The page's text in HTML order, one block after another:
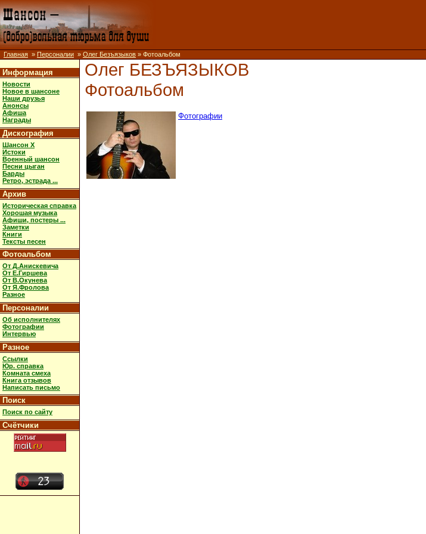
Главная » Персоналии » Олег Безъязыков » Фотоальбом
Информация
Новости
Новое в шансоне
Наши друзья
Анонсы
Афиша
Награды
Дискография
Шансон X
Истоки
Военный шансон
Песни цыган
Барды
Ретро, эстрада ...
Архив
Историческая справка
Хорошая музыка
Афиши, постеры ...
Заметки
Книги
Тексты песен
Фотоальбом
От Д.Анискевича
От Е.Гиршева
От В.Окунева
От Я.Фролова
Разное
Персоналии
Об исполнителях
Фотографии
Интервью
Разное
Ссылки
Юр. справка
Комната смеха
Книга отзывов
Написать письмо
Поиск
Поиск по сайту
Счётчики
Олег БЕЗЪЯЗЫКОВ
Фотоальбом
Фотографии